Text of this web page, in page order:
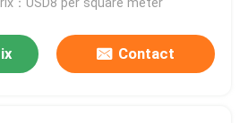
Contact